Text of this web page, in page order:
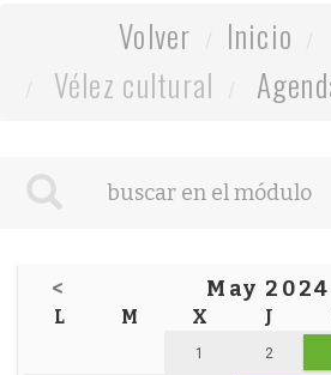
Volver Inicio
Vélez cultural
< May 2024
L M X J
1 2